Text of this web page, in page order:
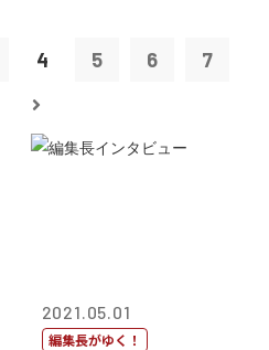
4 5 6 7
2021.05.01
編集長がゆく！